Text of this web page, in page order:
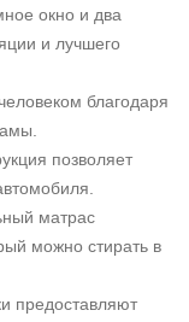
окно и два
и лучшего
благодаря
позволяет
матрас
можно стирать в
предоставляют